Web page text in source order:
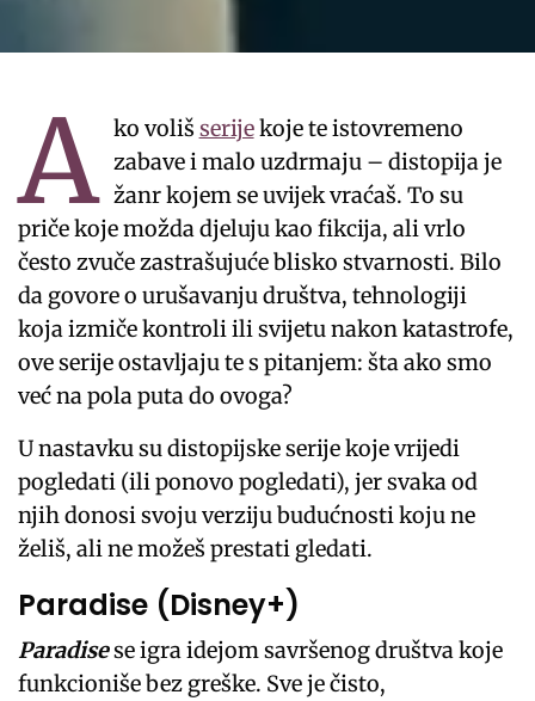
A ko voliš serijekoje te istovremeno
zabave i malo uzdrmaju – distopija je
žanr kojem se uvijek vraćaš. To su
priče koje možda djeluju kao fikcija, ali vrlo
često zvuče zastrašujuće blisko stvarnosti. Bilo
da govore o urušavanju društva, tehnologiji
koja izmiče kontroli ili svijetu nakon katastrofe,
ove serije ostavljaju te s pitanjem: šta ako smo
već na pola puta do ovoga?
U nastavku su distopijske serije koje vrijedi
pogledati (ili ponovo pogledati), jer svaka od
njih donosi svoju verziju budućnosti koju ne
želiš, ali ne možeš prestati gledati.
Paradise (Disney+)
Paradisese igra idejom savršenog društva koje
funkcioniše bez greške. Sve je čisto,